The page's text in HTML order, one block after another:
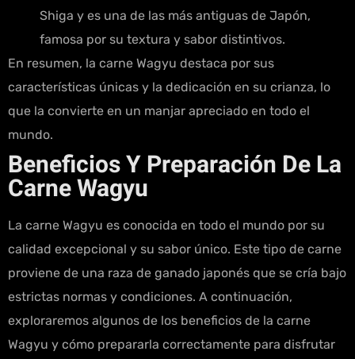
Shiga y es una de las más antiguas de Japón,
famosa por su textura y sabor distintivos.
En resumen, la carne Wagyu destaca por sus
características únicas y la dedicación en su crianza, lo
que la convierte en un manjar apreciado en todo el
mundo.
Beneficios Y Preparación De La
Carne Wagyu
La carne Wagyu es conocida en todo el mundo por su
calidad excepcional y su sabor único. Este tipo de carne
proviene de una raza de ganado japonés que se cría bajo
estrictas normas y condiciones. A continuación,
exploraremos algunos de los beneficios de la carne
Wagyu y cómo prepararla correctamente para disfrutar